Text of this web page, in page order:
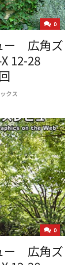
0
ー 広角ズ
12-28
クス
0
ー 広角ズ